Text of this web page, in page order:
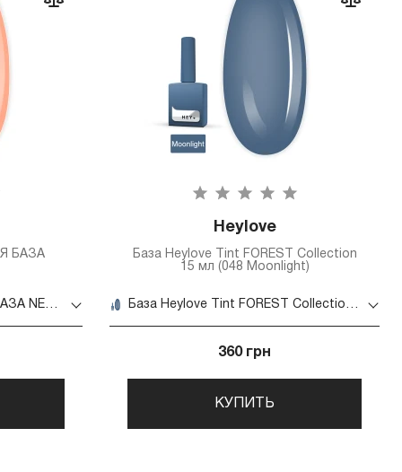
БАЗА
TINT BASE ОТТЕНОЧНАЯ БАЗА NECTAR, 15 ML
Heylove
База Heylove Tint FOREST Collection
15 мл (048 Moonlight)
База Heylove Tint FOREST Collection 15 мл (048 Moonlight)
360 грн
КУПИТЬ